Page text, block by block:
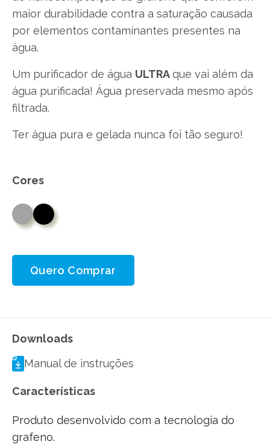
maior durabilidade contra a saturação causada
por elementos contaminantes presentes na
água.
Um purificador de água ULTRAque vai além da
água purificada! Água preservada mesmo após
filtrada.
Ter água pura e gelada nunca foi tão seguro!
Cores
Quero Comprar
Downloads
Manual de instruções
Características
Produto desenvolvido com a tecnologia do
grafeno.